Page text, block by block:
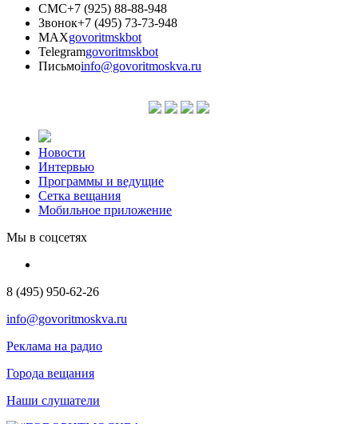
СМС+7 (925) 88-88-948
Звонок+7 (495) 73-73-948
MAXgovoritmskbot
Telegramgovoritmskbot
Письмоinfo@govoritmoskva.ru
Новости
Интервью
Программы и ведущие
Сетка вещания
Мобильное приложение
Мы в соцсетях
8 (495) 950-62-26
info@govoritmoskva.ru
Реклама на радио
Города вещания
Наши слушатели